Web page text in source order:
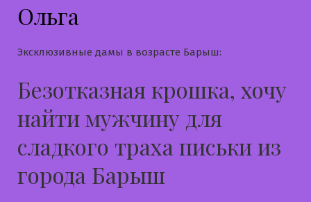
Ольга
Эксклюзивные дамы в возрасте Барыш:
Безотказная крошка, хочу
найти мужчину для
сладкого траха письки из
города Барыш